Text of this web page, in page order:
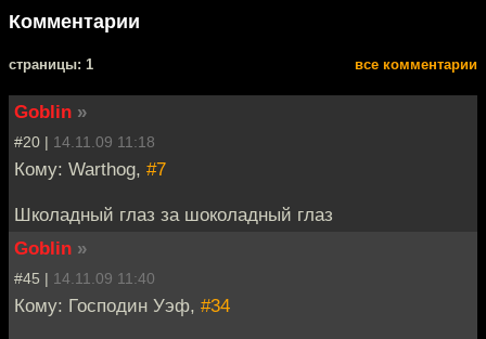
Комментарии
cтраницы: 1 все комментарии
Goblin »
#20 | 14.11.09 11:18
Кому: Warthog, #7
Школадный глаз за шоколадный глаз
Goblin »
#45 | 14.11.09 11:40
Кому: Господин Уэф, #34